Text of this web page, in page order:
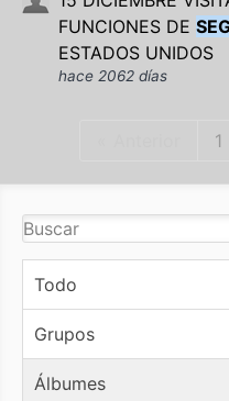
FUNCIONES DE
ESTADOS UNIDOS
hace 2062 días
1
Todo
Grupos
Álbumes